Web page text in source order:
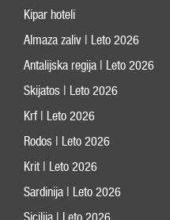
Kipar hoteli
Almaza zaliv | Leto 2026
Antalijska regija | Leto 2026
Skijatos | Leto 2026
Krf | Leto 2026
Rodos | Leto 2026
Krit | Leto 2026
Sardinija | Leto 2026